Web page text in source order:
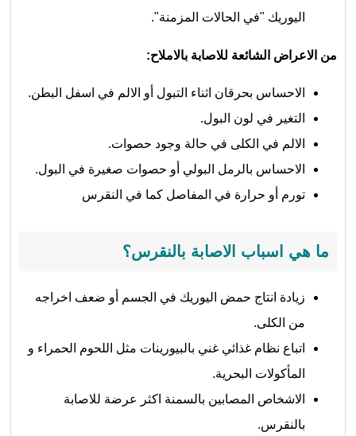
اليوريك "في الحالات المزمنة".
من الاعراض الشائعة للاصابة بالاملاح:
الاحساس بحرقان اثناء التبول أو الالم في اسفل البطن.
التغير في لون البول.
الالم في الكلى في حالة وجود حصوات.
الاحساس بالرمل البولي أو حصوات صغيرة في البول.
تورم أو حرارة في المفاصل كما في النقرس
ما هي اسباب الاصابة بالنقرس؟
زيادة انتاج حمض اليوريك في الجسم أو ضعف اخراجه
من الكلى.
اتباع نظام غذائي غني بالبيورينات مثل اللحوم الحمراء و
المأكولات البحرية.
الاشخاص المصابين بالسمنة اكثر عرضة للاصابة
بالنقرس.